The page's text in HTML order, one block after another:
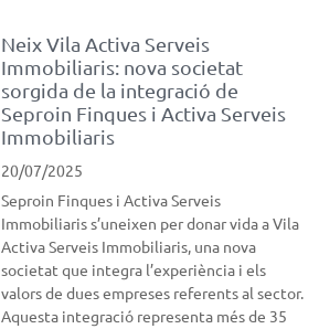
Neix Vila Activa Serveis
Immobiliaris: nova societat
sorgida de la integració de
Seproin Finques i Activa Serveis
Immobiliaris
20/07/2025
Seproin Finques i Activa Serveis
Immobiliaris s’uneixen per donar vida a Vila
Activa Serveis Immobiliaris, una nova
societat que integra l’experiència i els
valors de dues empreses referents al sector.
Aquesta integració representa més de 35